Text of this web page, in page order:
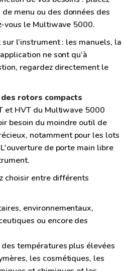
menu ou des données des
vous le Multiwave 5000.
l’instrument : les manuels, la
ne sont qu’à
regardez directement le
rotors compacts
et HVT du Multiwave 5000
besoin du moindre outil de
notamment pour les lots
de porte main libre
choisir entre différents
environnementaux,
ou encore des
températures plus élevées
les cosmétiques, les